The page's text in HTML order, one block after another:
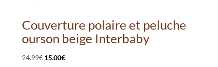
Couverture polaire et peluche
ourson beige Interbaby
24.99€ Le
15.00€Le